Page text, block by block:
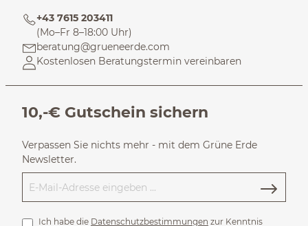
+43 7615 203411
(Mo–Fr 8–18:00 Uhr)
beratung@grueneerde.com
Kostenlosen Beratungstermin vereinbaren
10,-€ Gutschein sichern
Verpassen Sie nichts mehr - mit dem Grüne Erde
Newsletter.
Ich habe die Datenschutzbestimmungen zur Kenntnis